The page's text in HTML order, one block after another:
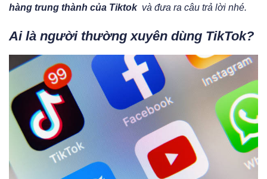
hàng trung thành của Tiktokvà đưa ra câu trả lời nhé.
Ai là người thường xuyên dùng TikTok?